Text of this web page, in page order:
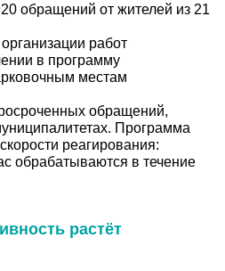
обращений от жителей из 21
работ
в программу
местам
обращений,
Программа
реагирования:
обрабатываются в течение
растёт